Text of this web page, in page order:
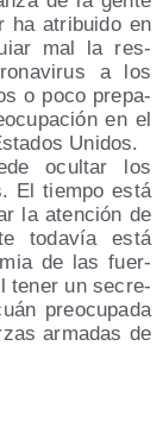
ha atri­bui­do en
mal la res­
a los
o poco pre­pa­
en el
Unidos.
ocul­tar los
El tiem­po está
la aten­ción de
toda­vía está
de las fuer­
tener un secre­
preo­cu­pa­da
arma­das de